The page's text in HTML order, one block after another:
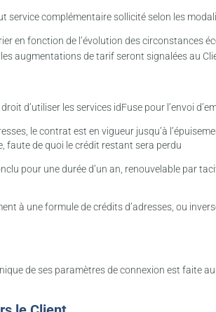
service complémentaire sollicité selon les
en fonction de l’évolution des circonstances
augmentations de tarif seront signalées au
d’utiliser les services idFuse pour l’envoi
le contrat est en vigueur jusqu’à
faute de quoi le crédit restant sera perdu
pour une durée d’un an, renouvelable par
à une formule de crédits d’adresses, ou
de ses paramètres de connexion est faite